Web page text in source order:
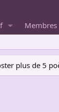
Membres
plus de 5